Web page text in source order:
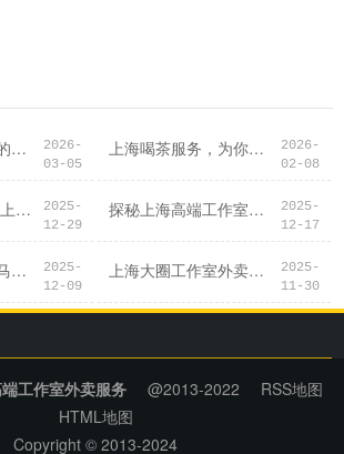
如何评价上海会所的服务质量？
2026-
03-05
上海喝茶服务，为你打造完美妹子体验
2026-
02-08
上海喝茶资源群VS上海外卖工作室：资源获取方式对比
2025-
12-29
探秘上海高端工作室喝茶的奢华体验
2025-
12-17
上海各区品茶大洋马，新鲜体验
2025-
12-09
上海大圈工作室外卖：25分钟送达的嫩茶
2025-
11-30
工作室外卖服务 @2013-2022
RSS地图
HTML地图
Copyright © 2013-2024